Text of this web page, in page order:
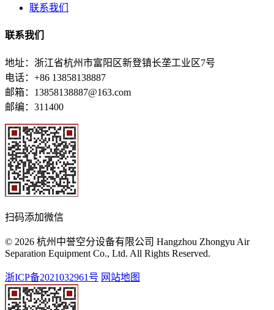
联系我们
联系我们
地址：浙江省杭州市富阳区新登镇长垄工业区7号
电话：+86 13858138887
邮箱：13858138887@163.com
邮编：311400
扫码添加微信
© 2026 杭州中誉空分设备有限公司 Hangzhou Zhongyu Air
Separation Equipment Co., Ltd. All Rights Reserved.
浙ICP备2021032961号 网站地图